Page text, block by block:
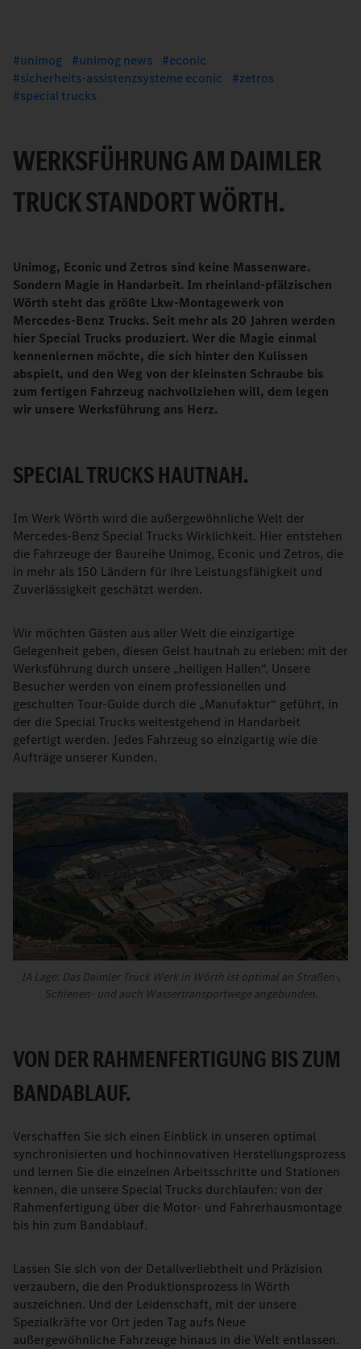
unimog unimog news
econic
sicherheits-assistenzsysteme econic
zetros
special trucks
WERKSFÜHRUNG AM DAIMLER
TRUCK STANDORT WÖRTH.
Unimog, Econic und Zetros sind keine Massenware.
Sondern Magie in Handarbeit. Im rheinland-pfälzischen
Wörth steht das größte Lkw-Montagewerk von
Mercedes-Benz Trucks. Seit mehr als 20 Jahren werden
hier Special Trucks produziert. Wer die Magie einmal
kennenlernen möchte, die sich hinter den Kulissen
abspielt, und den Weg von der kleinsten Schraube bis
zum fertigen Fahrzeug nachvollziehen will, dem legen
wir unsere Werksführung ans Herz.
SPECIAL TRUCKS HAUTNAH.
Im Werk Wörth wird die außergewöhnliche Welt der
Mercedes-Benz Special Trucks Wirklichkeit. Hier entstehen
die Fahrzeuge der Baureihe Unimog, Econic und Zetros, die
in mehr als 150 Ländern für ihre Leistungsfähigkeit und
Zuverlässigkeit geschätzt werden.
Wir möchten Gästen aus aller Welt die einzigartige
Gelegenheit geben, diesen Geist hautnah zu erleben: mit der
Werksführung durch unsere „heiligen Hallen“. Unsere
Besucher werden von einem professionellen und
geschulten Tour-Guide durch die „Manufaktur“ geführt, in
der die Special Trucks weitestgehend in Handarbeit
gefertigt werden. Jedes Fahrzeug so einzigartig wie die
Aufträge unserer Kunden.
1A Lage: Das Daimler Truck Werk in Wörth ist optimal an Straßen-,
Schienen- und auch Wassertransportwege angebunden.
VON DER RAHMENFERTIGUNG BIS ZUM
BANDABLAUF.
Verschaffen Sie sich einen Einblick in unseren optimal
synchronisierten und hochinnovativen Herstellungsprozess
und lernen Sie die einzelnen Arbeitsschritte und Stationen
kennen, die unsere Special Trucks durchlaufen: von der
Rahmenfertigung über die Motor- und Fahrerhausmontage
bis hin zum Bandablauf.
Lassen Sie sich von der Detailverliebtheit und Präzision
verzaubern, die den Produktionsprozess in Wörth
auszeichnen. Und der Leidenschaft, mit der unsere
Spezialkräfte vor Ort jeden Tag aufs Neue
außergewöhnliche Fahrzeuge hinaus in die Welt entlassen.